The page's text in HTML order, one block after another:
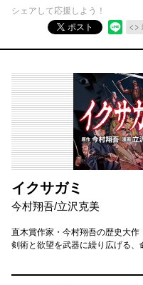
シェアして応援しよう！
ポスト
イクサガミ
今村翔吾/立沢克美
直木賞作家・今村翔吾の歴史大
剣術と欲望を武器に繰り広げる